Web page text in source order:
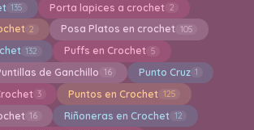
135 Porta lapices a crochet 2
2 Posa Platos en crochet 105
132 Puffs en Crochet 5
de Ganchillo 16 Punto Cruz 1
3 Puntos en Crochet 125
16 Riñoneras en Crochet 12